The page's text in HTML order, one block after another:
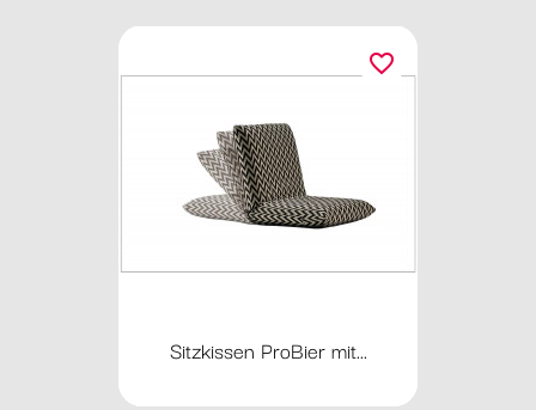
Sitzkissen ProBier mit...
favorite_border